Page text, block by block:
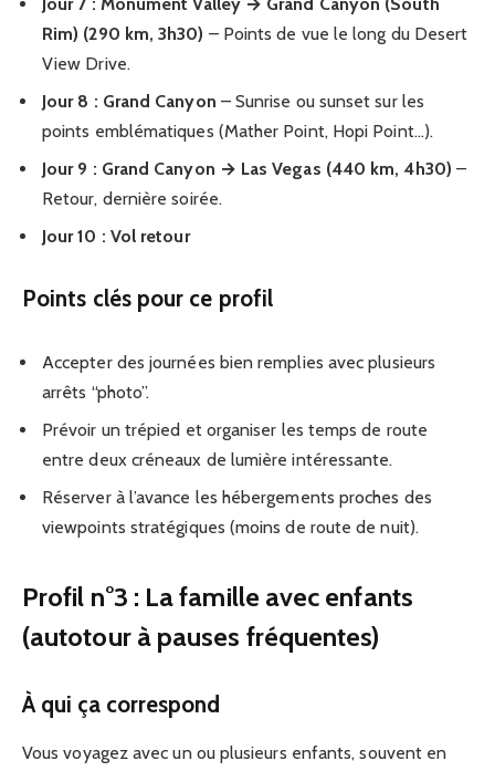
Rim) (290 km, 3h30) – Points de vue le long du Desert
View Drive.
Jour 8 : Grand Canyon – Sunrise ou sunset sur les
points emblématiques (Mather Point, Hopi Point…).
Jour 9 : Grand Canyon → Las Vegas (440 km, 4h30) –
Retour, dernière soirée.
Jour 10 : Vol retour
Points clés pour ce profil
Accepter des journées bien remplies avec plusieurs
arrêts “photo”.
Prévoir un trépied et organiser les temps de route
entre deux créneaux de lumière intéressante.
Réserver à l’avance les hébergements proches des
viewpoints stratégiques (moins de route de nuit).
Profil n°3 : La famille avec enfants
(autotour à pauses fréquentes)
À qui ça correspond
Vous voyagez avec un ou plusieurs enfants, souvent en